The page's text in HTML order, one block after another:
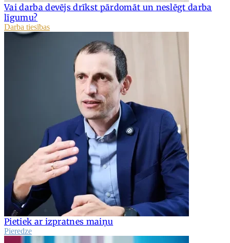
Vai darba devējs drīkst pārdomāt un neslēgt darba
līgumu?
Darba tiesības
Pietiek ar izpratnes maiņu
Pieredze